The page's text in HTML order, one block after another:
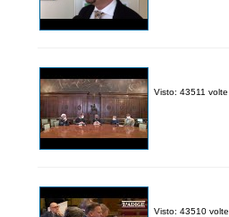
Visto: 43511 volte
Visto: 43510 volte